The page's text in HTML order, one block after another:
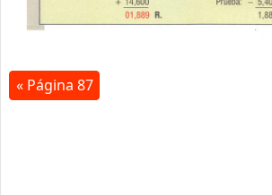
« Página 87